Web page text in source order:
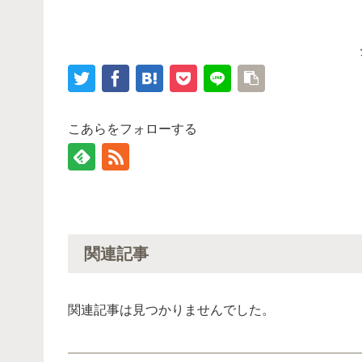
こあらをフォローする
関連記事
関連記事は見つかりませんでした。